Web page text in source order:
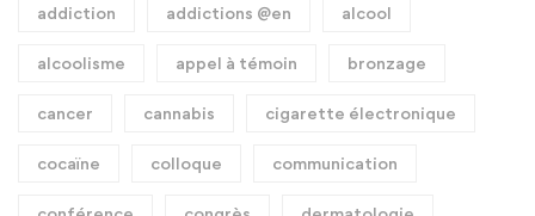
addiction addictions @en alcool
alcoolisme appel à témoin bronzage
cancer cannabis cigarette électronique
cocaïne colloque communication